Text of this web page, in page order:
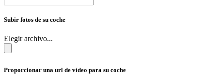
Subir fotos de su coche
Elegir archivo...
Proporcionar una url de vídeo para su coche